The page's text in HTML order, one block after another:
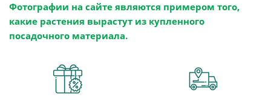
Фотографии на сайте являются примером того,
какие растения вырастут из купленного
посадочного материала.